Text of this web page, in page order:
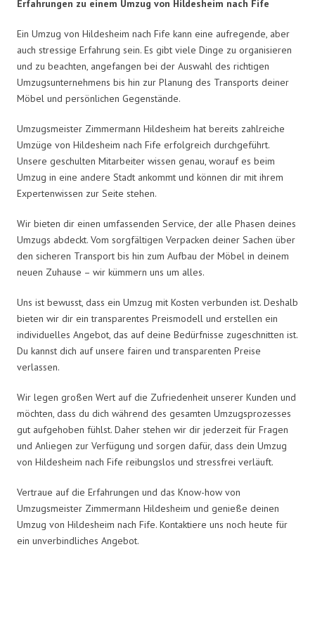
Erfahrungen zu einem Umzug von Hildesheim nach Fife
Ein Umzug von Hildesheim nach Fife kann eine aufregende, aber
auch stressige Erfahrung sein. Es gibt viele Dinge zu organisieren
und zu beachten, angefangen bei der Auswahl des richtigen
Umzugsunternehmens bis hin zur Planung des Transports deiner
Möbel und persönlichen Gegenstände.
Umzugsmeister Zimmermann Hildesheim hat bereits zahlreiche
Umzüge von Hildesheim nach Fife erfolgreich durchgeführt.
Unsere geschulten Mitarbeiter wissen genau, worauf es beim
Umzug in eine andere Stadt ankommt und können dir mit ihrem
Expertenwissen zur Seite stehen.
Wir bieten dir einen umfassenden Service, der alle Phasen deines
Umzugs abdeckt. Vom sorgfältigen Verpacken deiner Sachen über
den sicheren Transport bis hin zum Aufbau der Möbel in deinem
neuen Zuhause – wir kümmern uns um alles.
Uns ist bewusst, dass ein Umzug mit Kosten verbunden ist. Deshalb
bieten wir dir ein transparentes Preismodell und erstellen ein
individuelles Angebot, das auf deine Bedürfnisse zugeschnitten ist.
Du kannst dich auf unsere fairen und transparenten Preise
verlassen.
Wir legen großen Wert auf die Zufriedenheit unserer Kunden und
möchten, dass du dich während des gesamten Umzugsprozesses
gut aufgehoben fühlst. Daher stehen wir dir jederzeit für Fragen
und Anliegen zur Verfügung und sorgen dafür, dass dein Umzug
von Hildesheim nach Fife reibungslos und stressfrei verläuft.
Vertraue auf die Erfahrungen und das Know-how von
Umzugsmeister Zimmermann Hildesheim und genieße deinen
Umzug von Hildesheim nach Fife. Kontaktiere uns noch heute für
ein unverbindliches Angebot.